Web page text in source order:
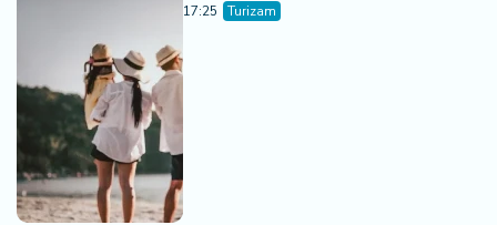
17:25 Turizam